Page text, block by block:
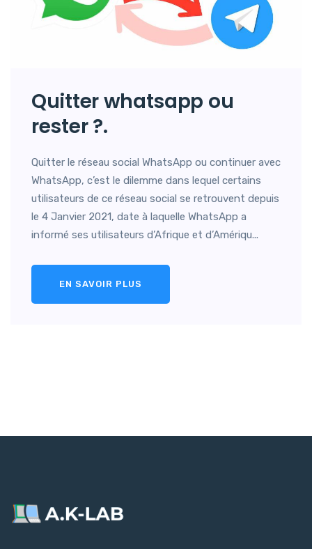
Quitter whatsapp ou
rester ?.
Quitter le réseau social WhatsApp ou continuer avec
WhatsApp, c’est le dilemme dans lequel certains
utilisateurs de ce réseau social se retrouvent depuis
le 4 Janvier 2021, date à laquelle WhatsApp a
informé ses utilisateurs d’Afrique et d’Amériqu...
EN SAVOIR PLUS